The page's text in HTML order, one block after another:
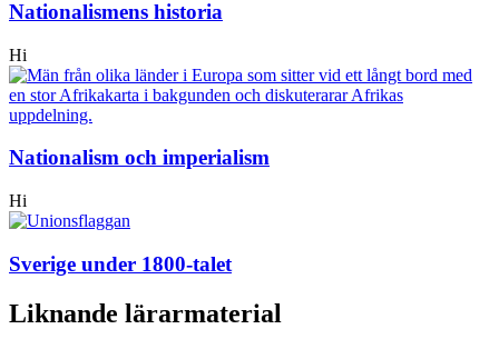
Nationalismens historia
Hi
Nationalism och imperialism
Hi
Sverige under 1800-talet
Liknande lärarmaterial